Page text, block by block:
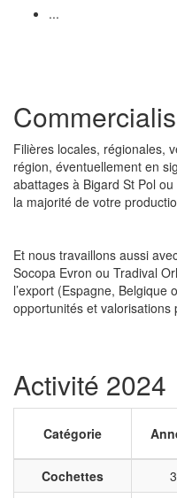
...
Filières locales, régionales,
région, éventuellement en
abattages à Bigard St Pol
la majorité de votre
Et nous travaillons aussi
Socopa Evron ou Tradival
l’export (Espagne, Belgique
opportunités et valorisations
Activité 2024
Catégorie
Cochettes